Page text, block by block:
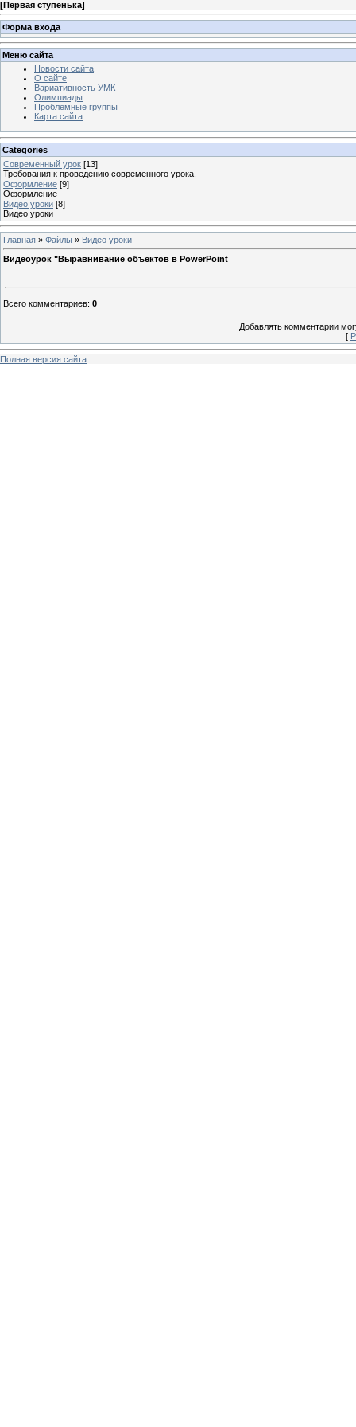
[Первая ступенька]
Форма входа
Меню сайта
Новости сайта
О сайте
Вариативность УМК
Олимпиады
Проблемные группы
Карта сайта
Categories
Современный урок [13]
Требования к проведению современного урока.
Оформление [9]
Оформление
Видео уроки [8]
Видео уроки
Главная » Файлы » Видео уроки
Видеоурок "Выравнивание объектов в PowerPoint
Всего комментариев: 0
Добавлять комментарии
[
Полная версия сайта